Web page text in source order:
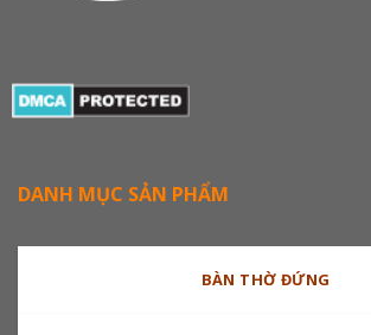
DANH MỤC SẢN PHẨM
BÀN THỜ ĐỨNG